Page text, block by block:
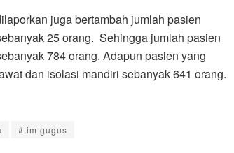
juga bertambah jumlah pasien
25 orang. Sehingga jumlah pasien
784 orang. Adapun pasien yang
dan isolasi mandiri sebanyak 641 orang.
#tim gugus